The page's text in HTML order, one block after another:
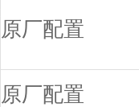
原厂配置
原厂配置